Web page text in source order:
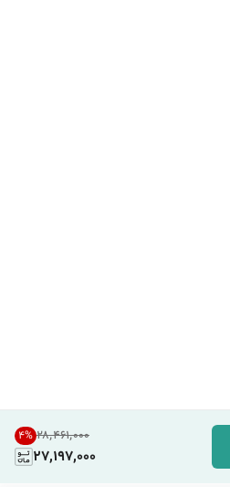
۲۸٬۴۶۱٬۰۰۰ 4%
27,197,000